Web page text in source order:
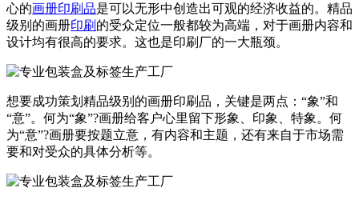
心的画册印刷品是可以无形中创造出可观的经济收益的。精品
级别的画册印刷 的受众定位一般都较为高端，对于画册内容和
设计均有很高的要求。这也是印刷厂的一大瓶颈。
想要成功策划精品级别的画册印刷品，关键是两点：“象”和
“意”。何为“象”?画册给客户心里留下形象、印象、特象。何
为“意”?画册要按题立意，有内容和主题，还有来自于市场需
要和对受众的具体分析等。